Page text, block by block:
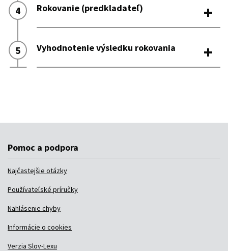
Pomoc a podpora
Najčastejšie otázky
Používateľské príručky
Nahlásenie chyby
Informácie o cookies
Verzia Slov-Lexu